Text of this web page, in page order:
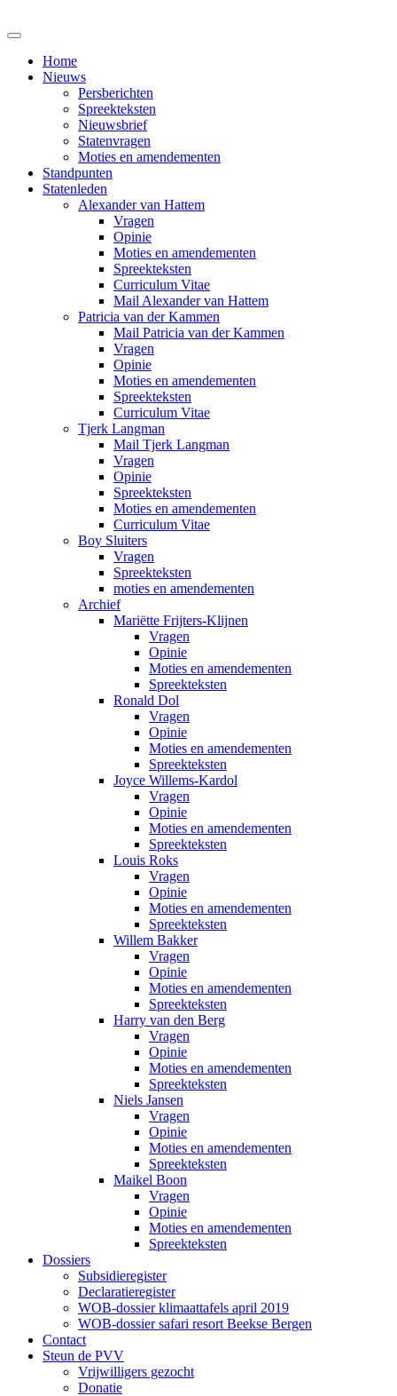
Home
Nieuws
Persberichten
Spreekteksten
Nieuwsbrief
Statenvragen
Moties en amendementen
Standpunten
Statenleden
Alexander van Hattem
Vragen
Opinie
Moties en amendementen
Spreekteksten
Curriculum Vitae
Mail Alexander van Hattem
Patricia van der Kammen
Mail Patricia van der Kammen
Vragen
Opinie
Moties en amendementen
Spreekteksten
Curriculum Vitae
Tjerk Langman
Mail Tjerk Langman
Vragen
Opinie
Spreekteksten
Moties en amendementen
Curriculum Vitae
Boy Sluiters
Vragen
Spreekteksten
moties en amendementen
Archief
Mariëtte Frijters-Klijnen
Vragen
Opinie
Moties en amendementen
Spreekteksten
Ronald Dol
Vragen
Opinie
Moties en amendementen
Spreekteksten
Joyce Willems-Kardol
Vragen
Opinie
Moties en amendementen
Spreekteksten
Louis Roks
Vragen
Opinie
Moties en amendementen
Spreekteksten
Willem Bakker
Vragen
Opinie
Moties en amendementen
Spreekteksten
Harry van den Berg
Vragen
Opinie
Moties en amendementen
Spreekteksten
Niels Jansen
Vragen
Opinie
Moties en amendementen
Spreekteksten
Maikel Boon
Vragen
Opinie
Moties en amendementen
Spreekteksten
Dossiers
Subsidieregister
Declaratieregister
WOB-dossier klimaattafels april 2019
WOB-dossier safari resort Beekse Bergen
Contact
Steun de PVV
Vrijwilligers gezocht
Donatie